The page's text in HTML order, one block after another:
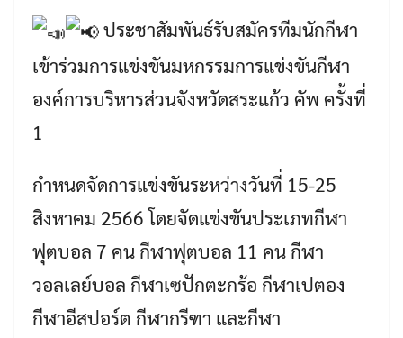
ประชาสัมพันธ์รับสมัครทีมนักกีฬา
เข้าร่วมการแข่งขันมหกรรมการแข่งขันกีฬา
องค์การบริหารส่วนจังหวัดสระแก้ว คัพ ครั้งที่
1
กำหนดจัดการแข่งขันระหว่างวันที่ 15-25
สิงหาคม 2566 โดยจัดแข่งขันประเภทกีฬา
ฟุตบอล 7 คน กีฬาฟุตบอล 11 คน กีฬา
วอลเลย์บอล กีฬาเซปักตะกร้อ กีฬาเปตอง
กีฬาอีสปอร์ต กีฬากรีฑา และกีฬา